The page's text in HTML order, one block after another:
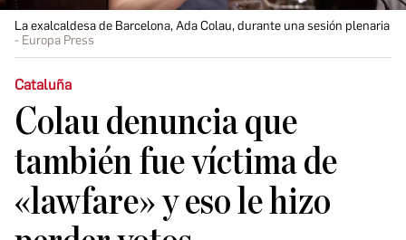
La exalcaldesa de Barcelona, Ada Colau, durante una sesión plenaria
Europa Press
Cataluña
Colau denuncia que
también fue víctima de
«lawfare» y eso le hizo